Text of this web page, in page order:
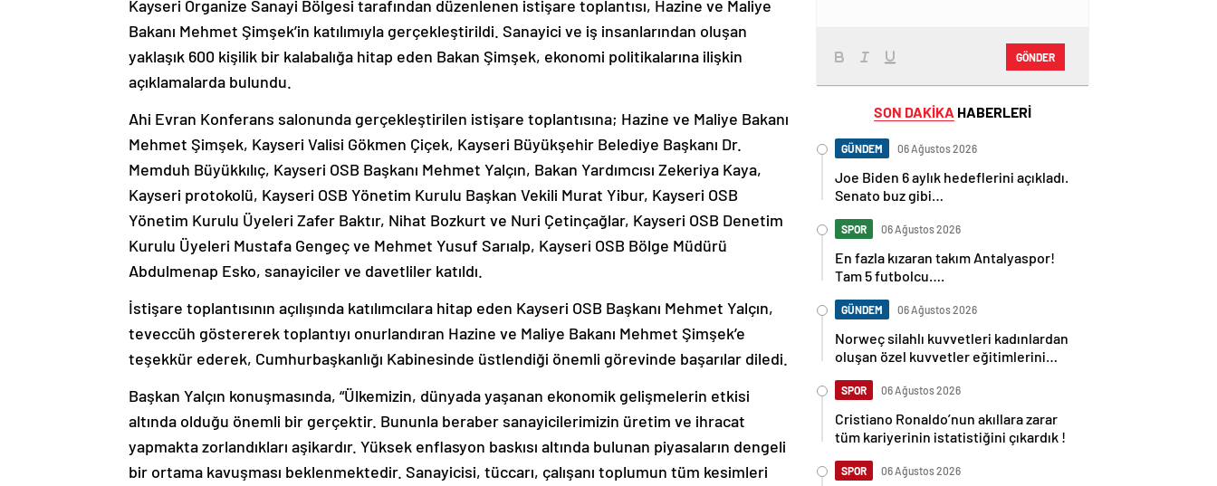
Kayseri Organize Sanayi Bölgesi tarafından düzenlenen istişare toplantısı, Hazine ve Maliye
Bakanı Mehmet Şimşek’in katılımıyla gerçekleştirildi. Sanayici ve iş insanlarından oluşan
yaklaşık 600 kişilik bir kalabalığa hitap eden Bakan Şimşek, ekonomi politikalarına ilişkin
açıklamalarda bulundu.
Ahi Evran Konferans salonunda gerçekleştirilen istişare toplantısına; Hazine ve Maliye Bakanı
Mehmet Şimşek, Kayseri Valisi Gökmen Çiçek, Kayseri Büyükşehir Belediye Başkanı Dr.
Memduh Büyükkılıç, Kayseri OSB Başkanı Mehmet Yalçın, Bakan Yardımcısı Zekeriya Kaya,
Kayseri protokolü, Kayseri OSB Yönetim Kurulu Başkan Vekili Murat Yibur, Kayseri OSB
Yönetim Kurulu Üyeleri Zafer Baktır, Nihat Bozkurt ve Nuri Çetinçağlar, Kayseri OSB Denetim
Kurulu Üyeleri Mustafa Gengeç ve Mehmet Yusuf Sarıalp, Kayseri OSB Bölge Müdürü
Abdulmenap Esko, sanayiciler ve davetliler katıldı.
İstişare toplantısının açılışında katılımcılara hitap eden Kayseri OSB Başkanı Mehmet Yalçın,
teveccüh göstererek toplantıyı onurlandıran Hazine ve Maliye Bakanı Mehmet Şimşek’e
teşekkür ederek, Cumhurbaşkanlığı Kabinesinde üstlendiği önemli görevinde başarılar diledi.
Başkan Yalçın konuşmasında, “Ülkemizin, dünyada yaşanan ekonomik gelişmelerin etkisi
altında olduğu önemli bir gerçektir. Bununla beraber sanayicilerimizin üretim ve ihracat
yapmakta zorlandıkları aşikardır. Yüksek enflasyon baskısı altında bulunan piyasaların dengeli
bir ortama kavuşması beklenmektedir. Sanayicisi, tüccarı, çalışanı toplumun tüm kesimleri
GÖNDER
SON DAKİKA HABERLERİ
GÜNDEM 06 Ağustos 2026
Joe Biden 6 aylık hedeflerini açıkladı.
Senato buz gibi…
SPOR 06 Ağustos 2026
En fazla kızaran takım Antalyaspor!
Tam 5 futbolcu….
GÜNDEM 06 Ağustos 2026
Norweç silahlı kuvvetleri kadınlardan
oluşan özel kuvvetler eğitimlerini
SPOR 06 Ağustos 2026
Cristiano Ronaldo’nun akıllara zarar
tüm kariyerinin istatistiğini çıkardık !
SPOR 06 Ağustos 2026